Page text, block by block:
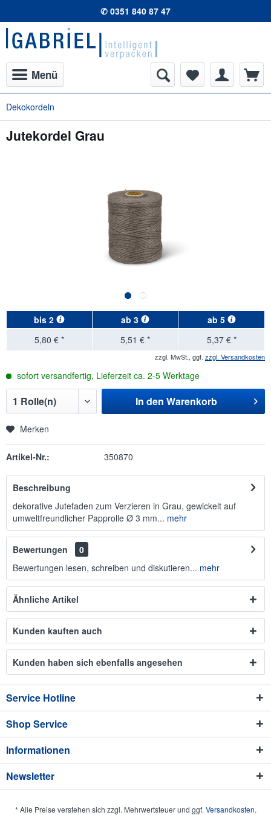
✆ 0351 840 87 47
Menü
Dekokordeln
Jutekordel Grau
bis 2 ab 3 ab 5
5,80 € *
5,51 € * 5,37 € *
zzgl. MwSt., ggf. zzgl. Versandkosten
sofort versandfertig, Lieferzeit ca. 2-5 Werktage
In den Warenkorb
Merken
Artikel-Nr.: 350870
Beschreibung
dekorative Jutefaden zum Verzieren in Grau, gewickelt auf
umweltfreundlicher Papprolle Ø 3 mm... mehr
Bewertungen
0
Bewertungen lesen, schreiben und diskutieren... mehr
Ähnliche Artikel
Kunden kauften auch
Kunden haben sich ebenfalls angesehen
Service Hotline
Shop Service
Informationen
Newsletter
* Alle Preise verstehen sich zzgl. Mehrwertsteuer und ggf. Versandkosten.